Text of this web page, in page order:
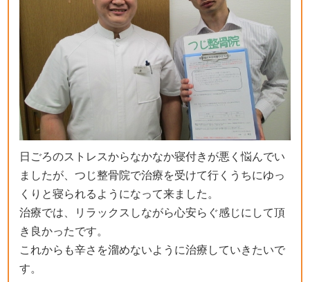
日ごろのストレスからなかなか寝付きが悪く悩んでい
ましたが、つじ整骨院で治療を受けて行くうちにゆっ
くりと寝られるようになって来ました。
治療では、リラックスしながら心安らぐ感じにして頂
き良かったです。
これからも辛さを溜めないように治療していきたいで
す。